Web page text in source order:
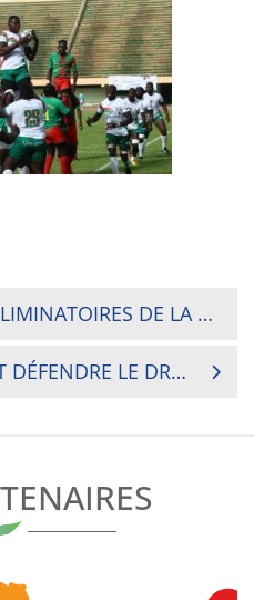
COUP D’ENVOI DES ÉLIMINATOIRES DE LA COUPE DU MONDE DE RUGBY 2023 À OUAGADOUGOU
LES INSOUMISES VONT DÉFENDRE LE DRAPEAU TUNISIEN À MONACO